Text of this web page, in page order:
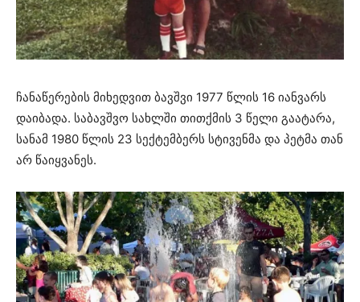
ჩანაწერების მიხედვით ბავშვი 1977 წლის 16 იანვარს
დაიბადა. საბავშვო სახლში თითქმის 3 წელი გაატარა,
სანამ 1980 წლის 23 სექტემბერს სტივენმა და პეტმა თან
არ წაიყვანეს.